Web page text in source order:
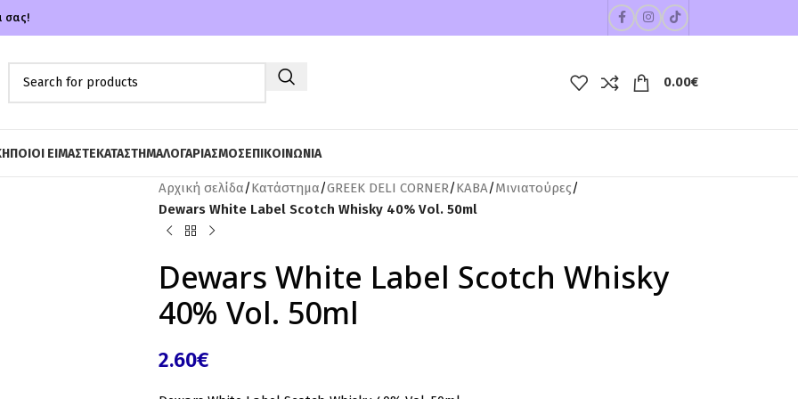
σας!
0.00€
ΠΟΙΟΙ ΕΙΜΑΣΤΕΚΑΤΑΣΤΗΜΑΛΟΓΑΡΙΑΣΜΟΣΕΠΙΚΟΙΝΩΝΙΑ
Αρχική σελίδα/Κατάστημα/GREEK DELI CORNER/ΚΑΒΑ/Μινιατούρες/
Dewars White Label Scotch Whisky 40% Vol. 50ml
Dewars White Label Scotch Whisky
40% Vol. 50ml
2.60€